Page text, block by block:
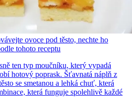
ovoce pod těsto, nechte ho
tohoto receptu
ten typ moučníku, který vypadá
hotový poprask. Šťavnatá náplň z
se smetanou a lehká chuť, která
která funguje spolehlivě každé